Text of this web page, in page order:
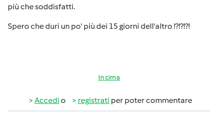
più che soddisfatti.
Spero che duri un po' più dei 15 giorni dell'altro !?!?!?!
In cima
Accedi o registrati per poter commentare